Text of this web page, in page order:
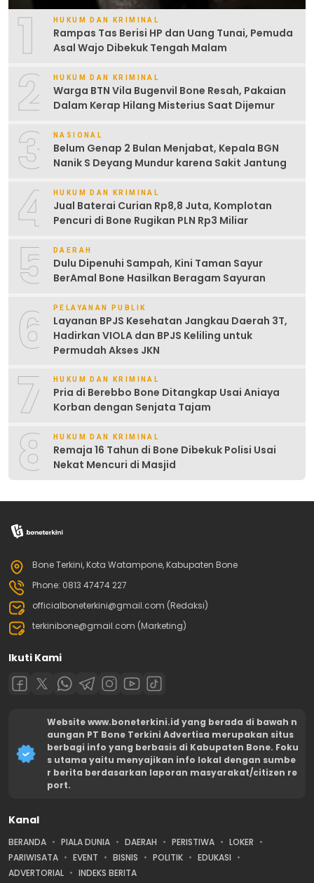
1 HUKUM DAN KRIMINAL
Rampas Tas Berisi HP dan Uang Tunai, Pemuda
Asal Wajo Dibekuk Tengah Malam
2 HUKUM DAN KRIMINAL
Warga BTN Vila Bugenvil Bone Resah, Pakaian
Dalam Kerap Hilang Misterius Saat Dijemur
3 NASIONAL
Belum Genap 2 Bulan Menjabat, Kepala BGN
Nanik S Deyang Mundur karena Sakit Jantung
4 HUKUM DAN KRIMINAL
Jual Baterai Curian Rp8,8 Juta, Komplotan
Pencuri di Bone Rugikan PLN Rp3 Miliar
5 DAERAH
Dulu Dipenuhi Sampah, Kini Taman Sayur
BerAmal Bone Hasilkan Beragam Sayuran
6 PELAYANAN PUBLIK
Layanan BPJS Kesehatan Jangkau Daerah 3T,
Hadirkan VIOLA dan BPJS Keliling untuk
Permudah Akses JKN
7 HUKUM DAN KRIMINAL
Pria di Berebbo Bone Ditangkap Usai Aniaya
Korban dengan Senjata Tajam
8 HUKUM DAN KRIMINAL
Remaja 16 Tahun di Bone Dibekuk Polisi Usai
Nekat Mencuri di Masjid
Bone Terkini, Kota Watampone, Kabupaten Bone
Phone: 0813 47474 227
officialboneterkini@gmail.com (Redaksi)
terkinibone@gmail.com (Marketing)
Ikuti Kami
Website www.boneterkini.id yang berada di bawah n
aungan PT Bone Terkini Advertisa merupakan situs
berbagi info yang berbasis di Kabupaten Bone. Foku
s utama yaitu menyajikan info lokal dengan sumbe
r berita berdasarkan laporan masyarakat/citizen re
port.
Kanal
BERANDA PIALA DUNIA DAERAH PERISTIWA
LOKER
PARIWISATA
EVENT BISNIS POLITIK
EDUKASI
ADVERTORIAL
INDEKS BERITA